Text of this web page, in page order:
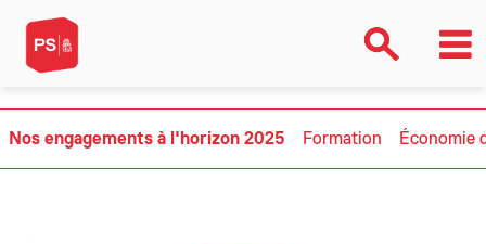
Nos engagements à l'horizon 2025 Formation Économie